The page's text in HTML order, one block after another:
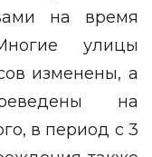
на время
улицы
изменены, а
на
в период с 3